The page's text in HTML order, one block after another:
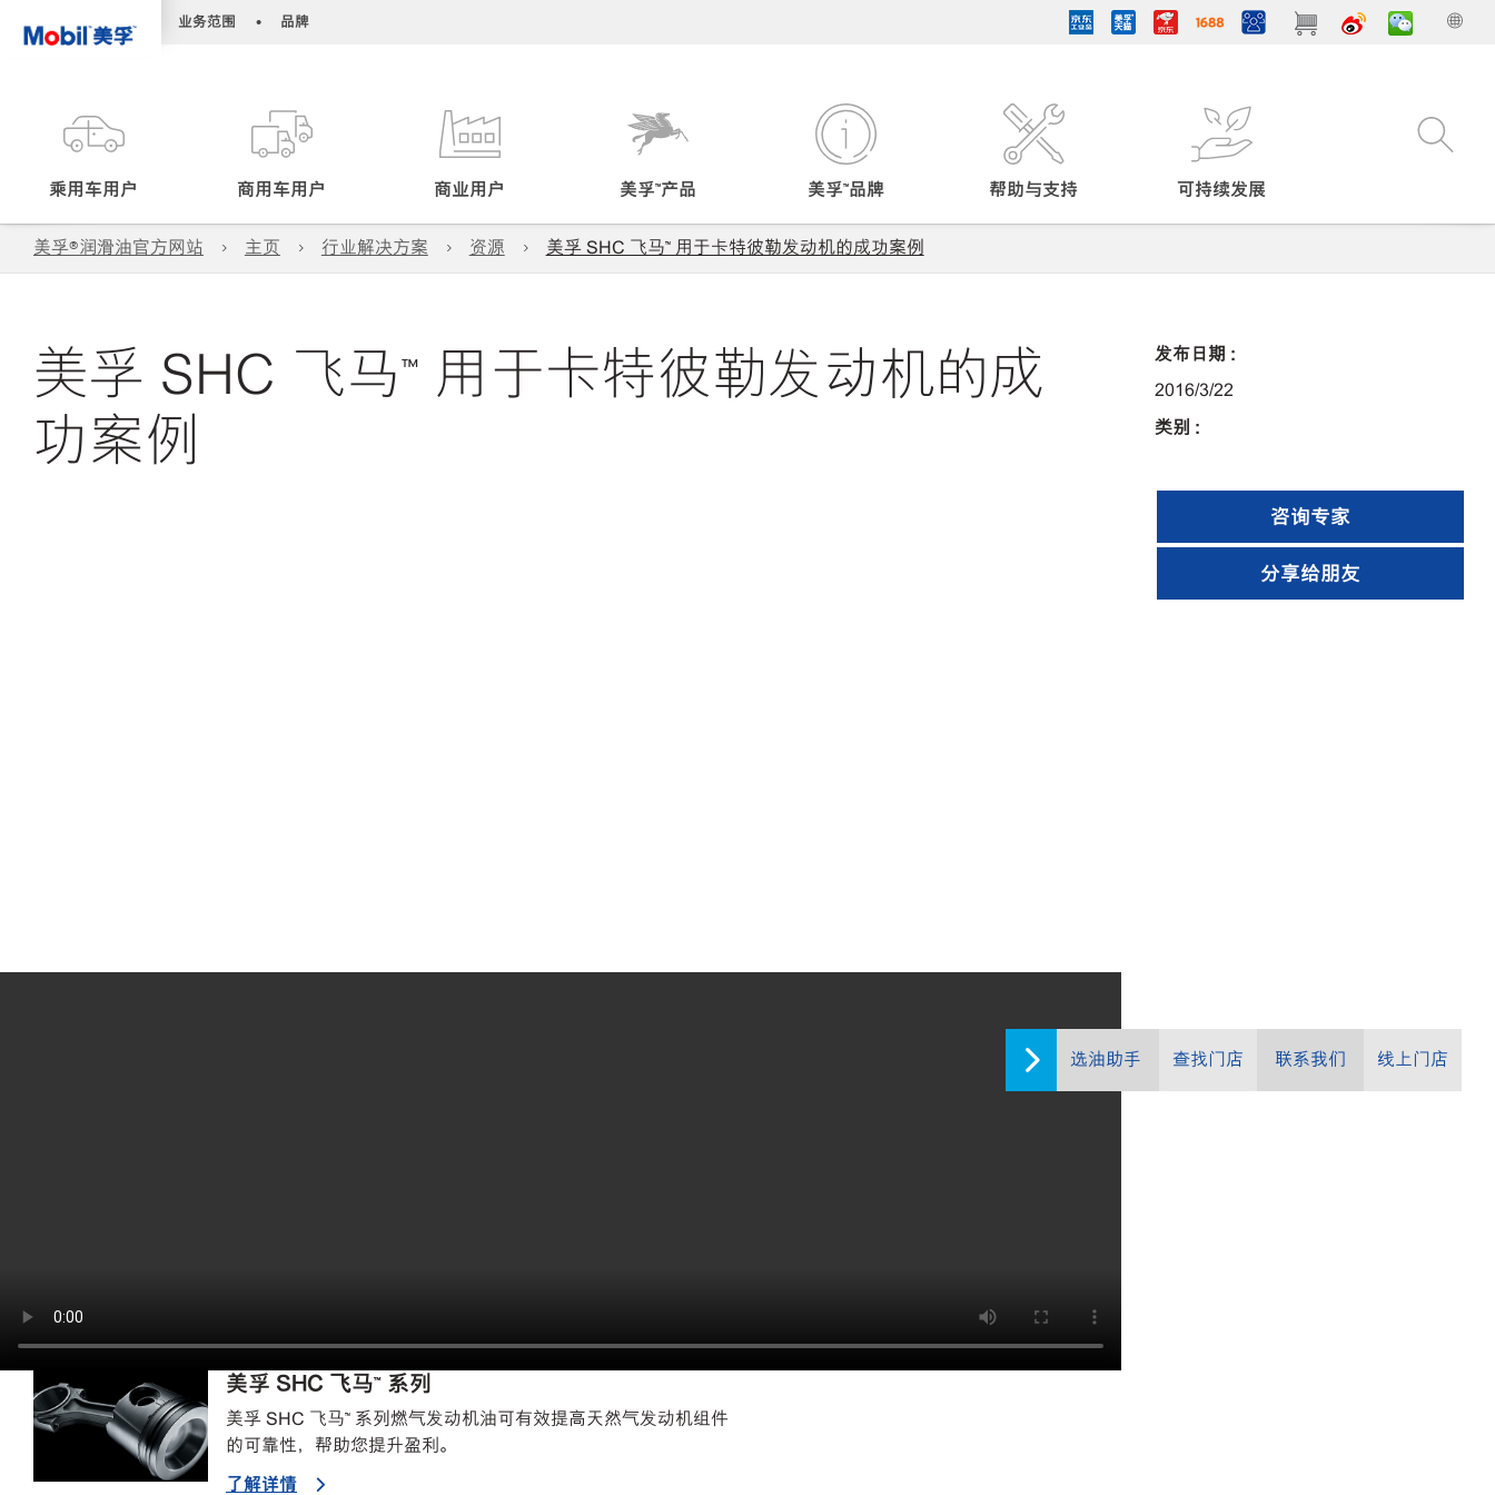
业务范围 • 品牌
乘用车用户 商用车用户 商业用户 美孚™产品 美孚™品牌 帮助与支持 可持续发展
美孚®润滑油官方网站 主页 行业解决方案 资源 美孚 SHC 飞马™ 用于卡特彼勒发动机的成功案例
选油助手 查找门店 联系我们 线上门店
美孚 SHC 飞马™ 用于卡特彼勒发动机的成
功案例
确认。该润滑油产品的实际应用效果对不同的用户可能由于设备的种类、运行条件和环境、保养情况等的不同而有所差异。
发布日期 :
2016/3/22
类别 :
咨询专家
分享给朋友
美孚 SHC 飞马™ 系列
美孚 SHC 飞马™ 系列燃气发动机油可有效提高天然气发动机组件
的可靠性，帮助您提升盈利。
了解详情